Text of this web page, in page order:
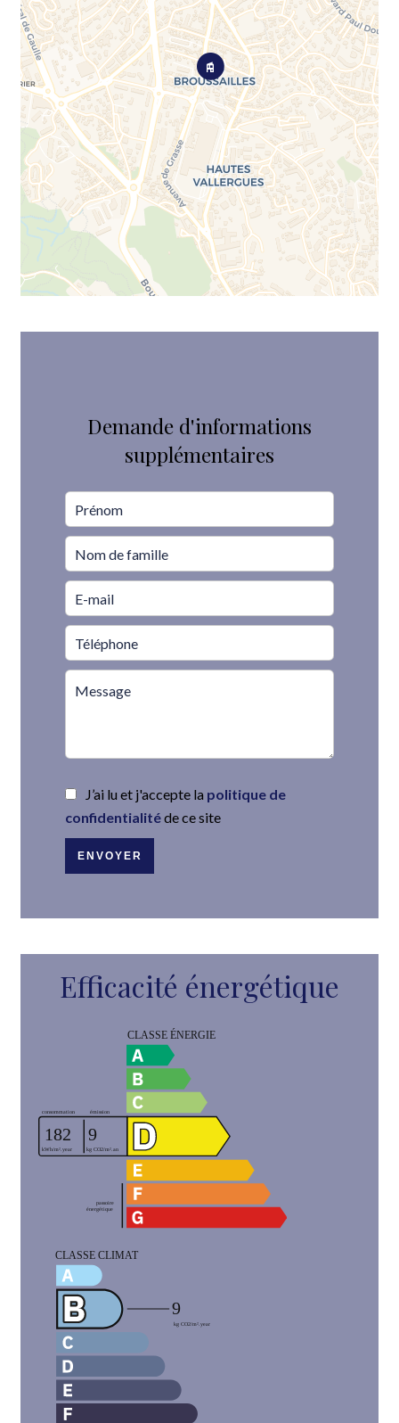
Demande d'informations
supplémentaires
J’ai lu et j'accepte la politique de
confidentialitéde ce site
ENVOYER
Efficacité énergétique